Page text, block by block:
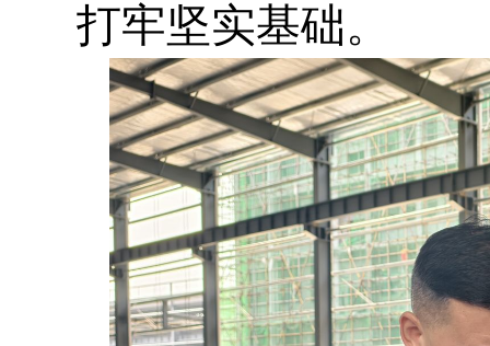
打牢坚实基础。